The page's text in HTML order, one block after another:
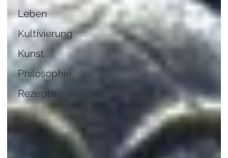
Leben
Kultivierung
Kunst
Philosophie
Rezepte